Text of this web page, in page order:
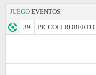
JUEGO EVENTOS
39'
PICCOLI ROBERTO